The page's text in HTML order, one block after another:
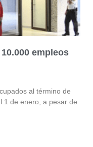
empleos
al término de
1 de enero, a pesar de